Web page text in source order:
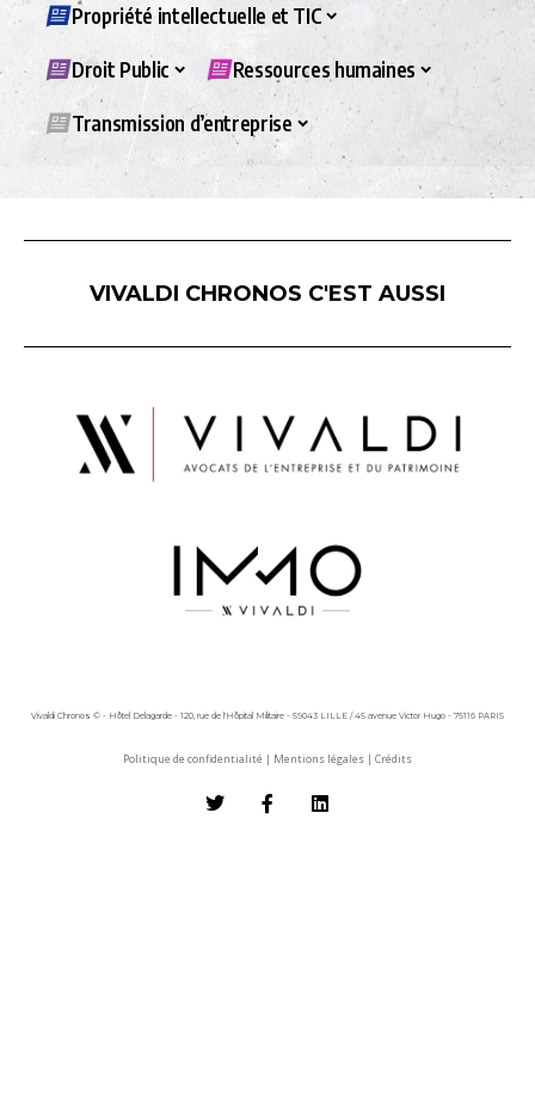
Propriété intellectuelle et TIC
Droit Public Ressources humaines
Transmission d’entreprise
VIVALDI CHRONOS C'EST AUSSI
Vivaldi Chronos © - Hôtel Delagarde - 120, rue de l'Hôpital Militaire - 59043 LILLE / 45 avenue Victor Hugo - 75116 PARIS
Politique de confidentialité | Mentions légales | Crédits